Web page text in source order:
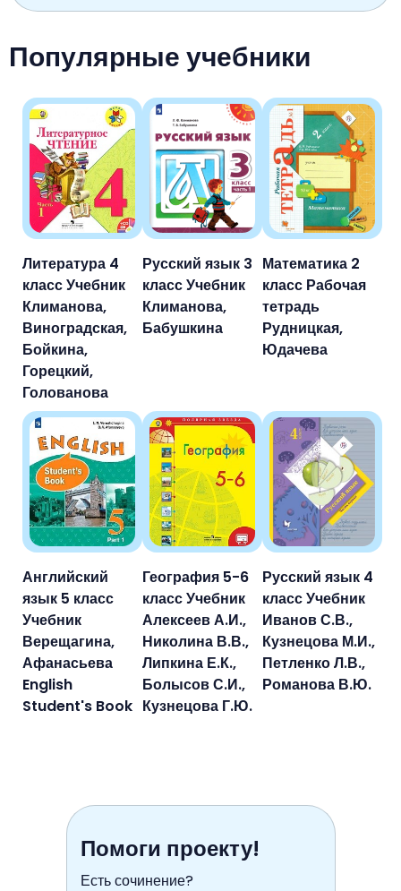
Популярные учебники
Литература 4
класс Учебник
Климанова,
Виноградская,
Бойкина,
Горецкий,
Голованова
Русский язык 3
класс Учебник
Климанова,
Бабушкина
Математика 2
класс Рабочая
тетрадь
Рудницкая,
Юдачева
Английский
язык 5 класс
Учебник
Верещагина,
Афанасьева
English
Student's Book
География 5-6
класс Учебник
Алексеев А.И.,
Николина В.В.,
Липкина Е.К.,
Болысов С.И.,
Кузнецова Г.Ю.
Русский язык 4
класс Учебник
Иванов С.В.,
Кузнецова М.И.,
Петленко Л.В.,
Романова В.Ю.
Помоги проекту!
Есть сочинение?